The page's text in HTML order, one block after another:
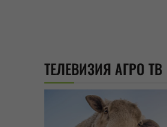
ТЕЛЕВИЗИЯ АГРО ТВ